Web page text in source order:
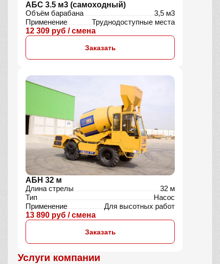
АБС 3.5 м3 (самоходный)
Объём барабана
3,5 м3
Применение
Труднодоступные места
12 309 руб / смена
Заказать
АБН 32 м
Длина стрелы
32 м
Тип
Насос
Применение
Для высотных работ
13 890 руб / смена
Заказать
Услуги компании